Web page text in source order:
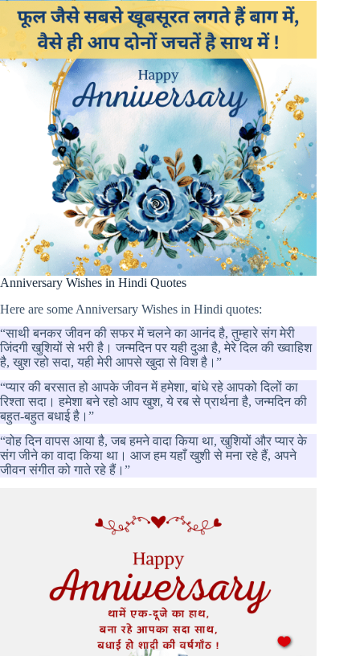
Anniversary Wishes in Hindi Quotes
Here are some Anniversary Wishes in Hindi quotes:
“साथी बनकर जीवन की सफर में चलने का आनंद है, तुम्हारे संग मेरी
जिंदगी खुशियों से भरी है। जन्मदिन पर यही दुआ है, मेरे दिल की ख्वाहिश
है, खुश रहो सदा, यही मेरी आपसे खुदा से विश है।”
“प्यार की बरसात हो आपके जीवन में हमेशा, बांधे रहे आपको दिलों का
रिश्ता सदा। हमेशा बने रहो आप खुश, ये रब से प्रार्थना है, जन्मदिन की
बहुत-बहुत बधाई है।”
“वोह दिन वापस आया है, जब हमने वादा किया था, खुशियों और प्यार के
संग जीने का वादा किया था। आज हम यहाँ खुशी से मना रहे हैं, अपने
जीवन संगीत को गाते रहे हैं।”